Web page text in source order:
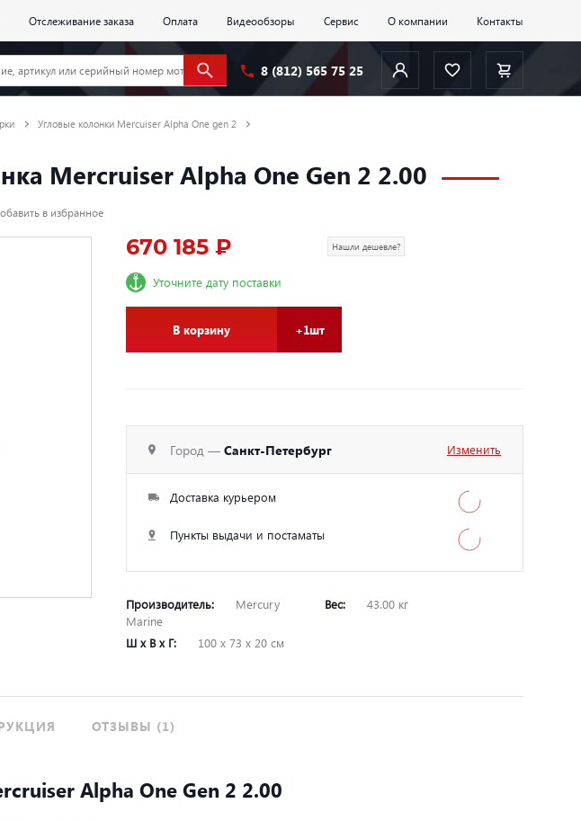
Отслеживание заказа Оплата Видеообзоры Сервис О компании Контакты
8 (812) 565 75 25
Угловые колонки Mercuiser Alpha One gen 2
Mercruiser Alpha One Gen 2 2.00
в избранное
670 185 ₽ Нашли дешевле?
Уточните дату поставки
В корзину +1шт
Город —Санкт-Петербург Изменить
Доставка курьером
Пункты выдачи и постаматы
Производитель:
Mercury
Marine
Вес: 43.00 кг
Ш х В х Г: 100 х 73 х 20 см
ОТЗЫВЫ (1)
Alpha One Gen 2 2.00